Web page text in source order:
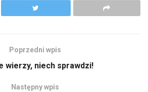
Poprzedni wpis
wierzy, niech sprawdzi!
Następny wpis